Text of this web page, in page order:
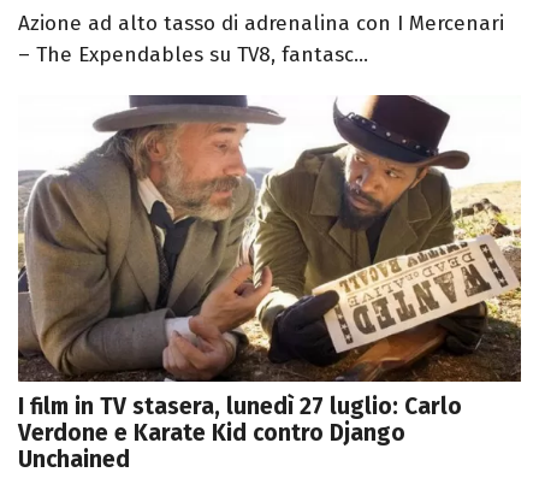
Azione ad alto tasso di adrenalina con I Mercenari
– The Expendables su TV8, fantasc...
I film in TV stasera, lunedì 27 luglio: Carlo
Verdone e Karate Kid contro Django
Unchained